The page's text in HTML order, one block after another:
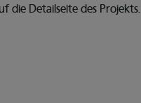
die Detailseite des Projekts.